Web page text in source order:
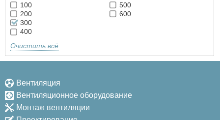
100
200
300
400
500
600
Очистить всё
Вентиляция
Вентиляционное оборудование
Монтаж вентиляции